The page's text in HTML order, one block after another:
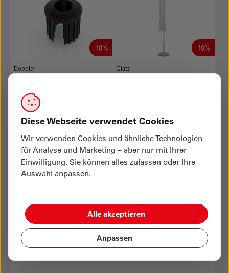
-10%
Doppler
Reduzierringe Universal
CHF 14.31
-10%
Glatz
Glatz
Schutzhülle zu Aura
CHF 265.50
Glatz
Schutzhülle zu Fortello
CHF 143.10
Diese Webseite verwendet Cookies
Wir verwenden Cookies und ähnliche Technologien
für Analyse und Marketing – aber nur mit Ihrer
Einwilligung. Sie können alles zulassen oder Ihre
Auswahl anpassen.
Anpassen
Alle akzeptieren